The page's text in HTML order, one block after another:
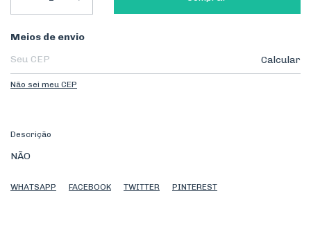
Entregas para o CEP:
Meios de envio
Calcular
Não sei meu CEP
Descrição
NÃO
WHATSAPP FACEBOOK TWITTER PINTEREST